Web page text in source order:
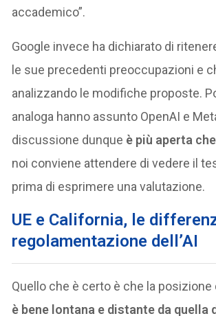
accademico”.
Google invece ha dichiarato di
le sue precedenti preoccupazioni e
analizzando le modifiche proposte.
analoga hanno assunto OpenAI e
discussione dunque è più aperta
noi conviene attendere di vedere il
prima di esprimere una valutazione.
UE e California, le
regolamentazione dell’AI
Quello che è certo è che la posizione
è bene lontana e distante da quella